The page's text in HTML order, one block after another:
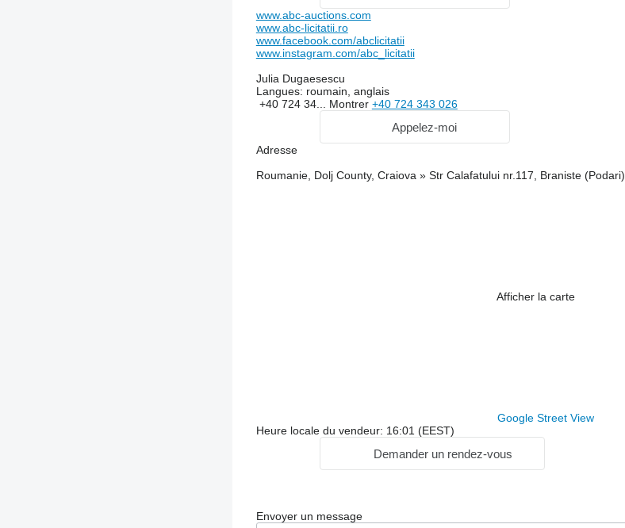
www.abc-auctions.com
www.abc-licitatii.ro
www.facebook.com/abclicitatii
www.instagram.com/abc_licitatii
Julia Dugaesescu
Langues: roumain, anglais
+40 724 34... Montrer +40 724 343 026
Appelez-moi
Adresse
Roumanie, Dolj County, Craiova » Str Calafatului nr.117, Braniste (Podari)
Afficher la carte
Google Street View
Heure locale du vendeur: 16:01 (EEST)
Demander un rendez-vous
Envoyer un message